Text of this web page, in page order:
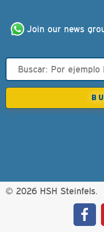
Join our news
© 2026 HSH Steinfels.